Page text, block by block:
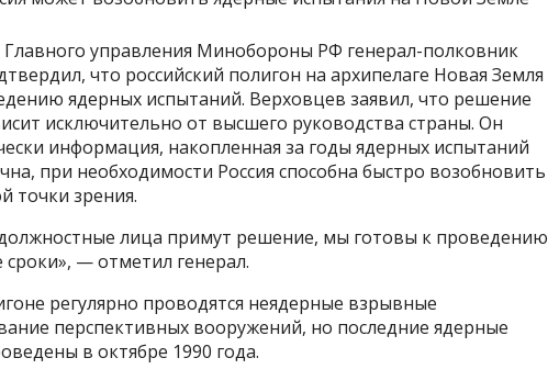
управления Минобороны РФ генерал-полковник
что российский полигон на архипелаге Новая Земля
ядерных испытаний. Верховцев заявил, что решение
исключительно от высшего руководства страны. Он
информация, накопленная за годы ядерных испытаний
при необходимости Россия способна быстро возобновить
точки зрения.
лица примут решение, мы готовы к проведению
— отметил генерал.
регулярно проводятся неядерные взрывные
перспективных вооружений, но последние ядерные
в октябре 1990 года.